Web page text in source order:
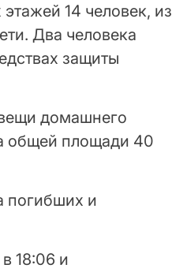
14 человек, из
Два человека
защиты
домашнего
общей площади 40
погибших и
18:06 и